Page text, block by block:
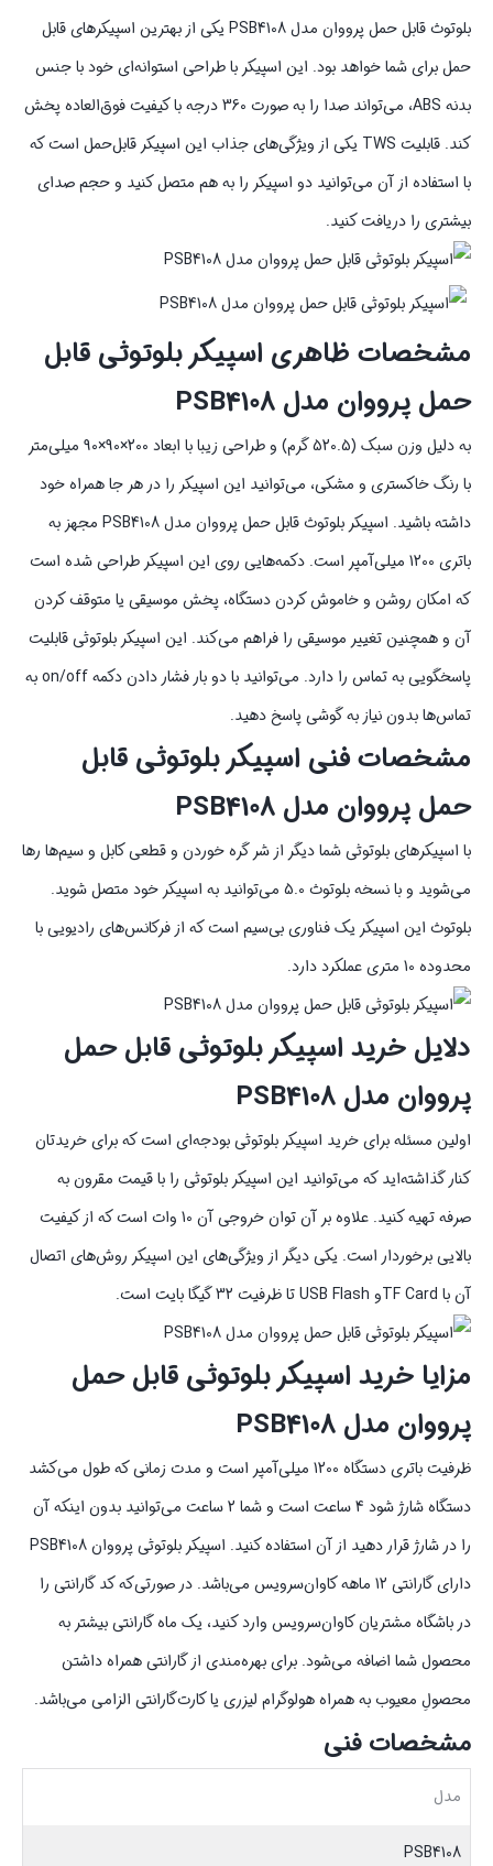
بلوتوث قابل حمل پرووان مدل PSB4108 یکی از بهترین اسپیکرهای قابل
حمل برای شما خواهد بود. این اسپیکر با طراحی استوانه‌ای خود با جنس
بدنه ABS، می‌تواند صدا را به صورت 360 درجه با کیفیت فوق‌العاده پخش
کند. قابلیت TWS یکی از ویژگی‌های جذاب این اسپیکر قابل‌حمل است که
با استفاده از آن می‌توانید دو اسپیکر را به هم متصل کنید و حجم صدای
بیشتری را دریافت کنید.
مشخصات ظاهری اسپیکر بلوتوثی قابل
حمل پرووان مدل PSB4108
به دلیل وزن سبک (520.5 گرم) و طراحی زیبا با ابعاد 200×90×90 میلی‌متر
با رنگ خاکستری و مشکی، می‌توانید این اسپیکر را در هر جا همراه خود
داشته باشید. اسپیکر بلوتوث قابل حمل پرووان مدل PSB4108 مجهز به
باتری 1200 میلی‌آمپر است. دکمه‌هایی روی این اسپیکر طراحی شده است
که امکان روشن و خاموش کردن دستگاه، پخش موسیقی یا متوقف کردن
آن و همچنین تغییر موسیقی را فراهم می‌کند. این اسپیکر بلوتوثی قابلیت
پاسخگویی به تماس را دارد. می‌توانید با دو بار فشار دادن دکمه on/off به
تماس‌ها بدون نیاز به گوشی پاسخ دهید.
مشخصات فنی اسپیکر بلوتوثی قابل
حمل پرووان مدل PSB4108
با اسپیکرهای بلوتوثی شما دیگر از شر گره خوردن و قطعی کابل و سیم‌ها رها
می‌شوید و با نسخه بلوتوث 5.0 می‌توانید به اسپیکر خود متصل شوید.
بلوتوث این اسپیکر یک فناوری بی‌سیم است که از فرکانس‌های رادیویی با
محدوده 10 متری عملکرد دارد.
دلایل خرید اسپیکر بلوتوثی قابل حمل
پرووان مدل PSB4108
اولین مسئله برای خرید اسپیکر بلوتوثی بودجه‌ای است که برای خریدتان
کنار گذاشته‌اید که می‌توانید این اسپیکر بلوتوثی را با قیمت مقرون به
صرفه تهیه کنید. علاوه بر آن توان خروجی آن 10 وات است که از کیفیت
بالایی برخوردار است. یکی دیگر از ویژگی‌های این اسپیکر روش‌های اتصال
آن با TF Cardو USB Flash تا ظرفیت 32 گیگا بایت است.
مزایا خرید اسپیکر بلوتوثی قابل حمل
پرووان مدل PSB4108
ظرفیت باتری دستگاه 1200 میلی‌آمپر است و مدت زمانی که طول می‌کشد
دستگاه شارژ شود 4 ساعت است و شما 2 ساعت می‌توانید بدون اینکه آن
را در شارژ قرار دهید از آن استفاده کنید. اسپیکر بلوتوثی پرووان PSB4108
دارای گارانتی 12 ماهه کاوان‌‌سرویس می‌باشد. در صورتی‌که کد گارانتی را
در باشگاه مشتریان کاوان‌‌سرویس وارد کنید، یک ماه گارانتی بیشتر به
محصول شما اضافه می‌شود. برای بهره‌مندی از گارانتی همراه داشتن
محصولِ معیوب به همراه هولوگرام لیزری یا کارت‌گارانتی الزامی می‌باشد.
مشخصات فنی
مدل
PSB4108